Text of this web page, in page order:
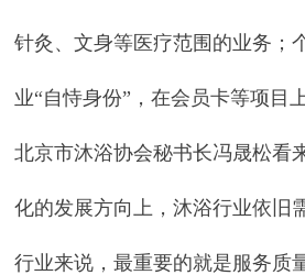
针灸、文身等医疗范围的业务；
业“自恃身份”，在会员卡等项目
北京市沐浴协会秘书长冯晟松看
化的发展方向上，沐浴行业依旧
行业来说，最重要的就是服务质